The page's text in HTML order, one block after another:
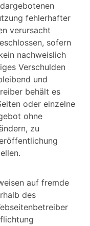
fehlerhafter
verursacht
sofern
nachweislich
Verschulden
und
behält es
oder einzelne
ohne
zu
auf fremde
des